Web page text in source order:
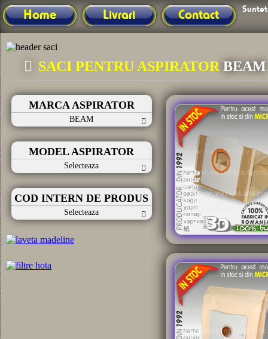
Home Livrari Contact
SACI PENTRU ASPIRATOR BEAM
MARCA ASPIRATOR
BEAM
MODEL ASPIRATOR
Selecteaza
COD INTERN DE PRODUS
Selecteaza